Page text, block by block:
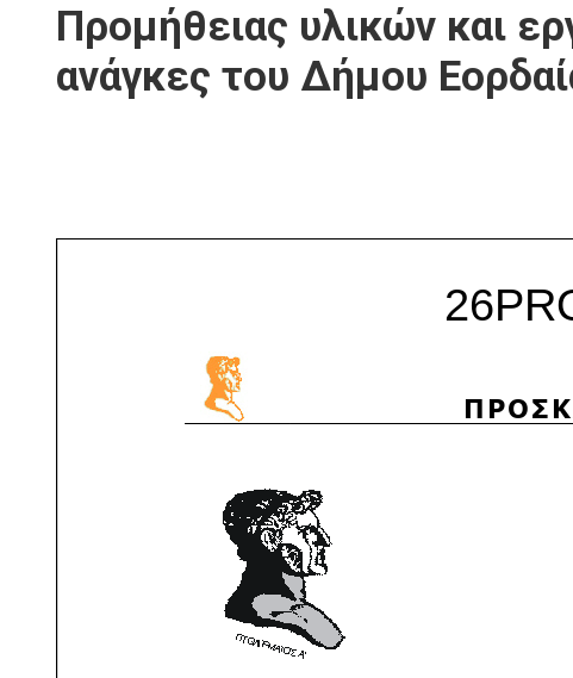
Προμήθειας υλικών και
ανάγκες του Δήμου